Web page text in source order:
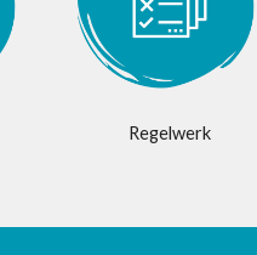
Regelwerk